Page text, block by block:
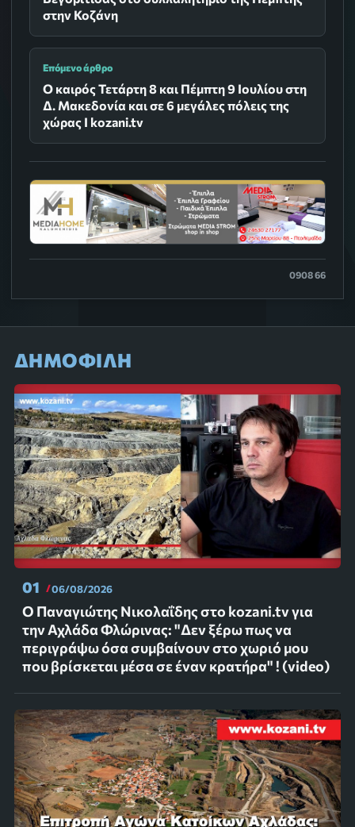
στην Κοζάνη
Επόμενο άρθρο
Ο καιρός Τετάρτη 8 και Πέμπτη 9 Ιουλίου στη
Δ. Μακεδονία και σε 6 μεγάλες πόλεις της
χώρας Ι kozani.tv
0908 66
ΔΗΜΟΦΙΛΗ
01 06/08/2026
Ο Παναγιώτης Νικολαΐδης στο kozani.tv για
την Αχλάδα Φλώρινας: "Δεν ξέρω πως να
περιγράψω όσα συμβαίνουν στο χωριό μου
που βρίσκεται μέσα σε έναν κρατήρα" ! (video)